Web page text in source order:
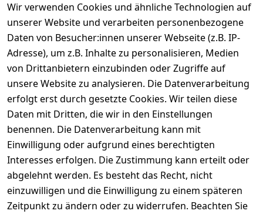
Wir verwenden Cookies und ähnliche Technologien auf
unserer Website und verarbeiten personenbezogene
Daten von Besucher:innen unserer Webseite (z.B. IP-
Adresse), um z.B. Inhalte zu personalisieren, Medien
von Drittanbietern einzubinden oder Zugriffe auf
unsere Website zu analysieren. Die Datenverarbeitung
erfolgt erst durch gesetzte Cookies. Wir teilen diese
Daten mit Dritten, die wir in den Einstellungen
benennen. Die Datenverarbeitung kann mit
Einwilligung oder aufgrund eines berechtigten
Interesses erfolgen. Die Zustimmung kann erteilt oder
abgelehnt werden. Es besteht das Recht, nicht
einzuwilligen und die Einwilligung zu einem späteren
Zeitpunkt zu ändern oder zu widerrufen. Beachten Sie
d
m
e
i
s
r.
e